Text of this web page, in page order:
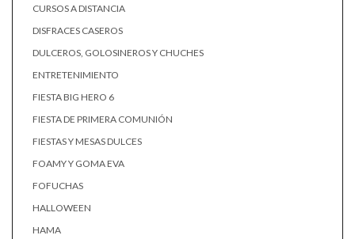
CURSOS A DISTANCIA
DISFRACES CASEROS
DULCEROS, GOLOSINEROS Y CHUCHES
ENTRETENIMIENTO
FIESTA BIG HERO 6
FIESTA DE PRIMERA COMUNIÓN
FIESTAS Y MESAS DULCES
FOAMY Y GOMA EVA
FOFUCHAS
HALLOWEEN
HAMA